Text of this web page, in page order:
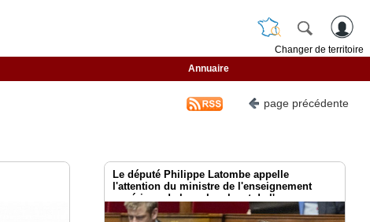
Changer de territoire
Annuaire
page précédente
Le député Philippe Latombe appelle
l'attention du ministre de l'enseignement
supérieur, de la recherche et de l'espace